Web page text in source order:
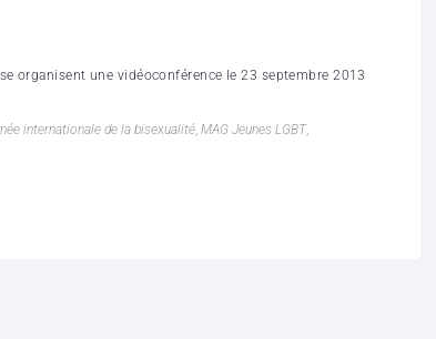
organisent une vidéoconférence le 23 septembre 2013
internationale de la bisexualité, MAG Jeunes LGBT,